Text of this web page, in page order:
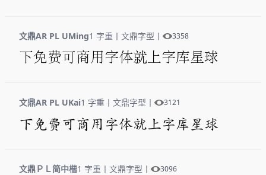
文鼎AR PL UMing1 字重 丨 文鼎字型 丨 3358
下免费可商用字体就上字库星球
文鼎AR PL UKai1 字重 丨 文鼎字型 丨 3121
下免费可商用字体就上字库星球
文鼎ＰＬ简中楷1 字重 丨 文鼎字型 丨 3096